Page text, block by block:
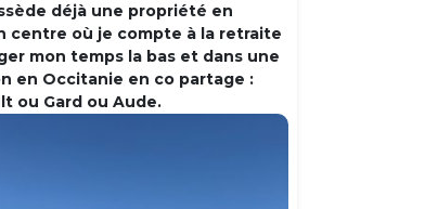
déjà une propriété en
centre où je compte à la retraite
mon temps la bas et dans une
en Occitanie en co partage :
ou Gard ou Aude.